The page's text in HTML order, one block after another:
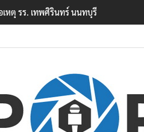
ในโรงเรียนเทพศิรินทร์ นนทบุรี พบเด็กก่อ